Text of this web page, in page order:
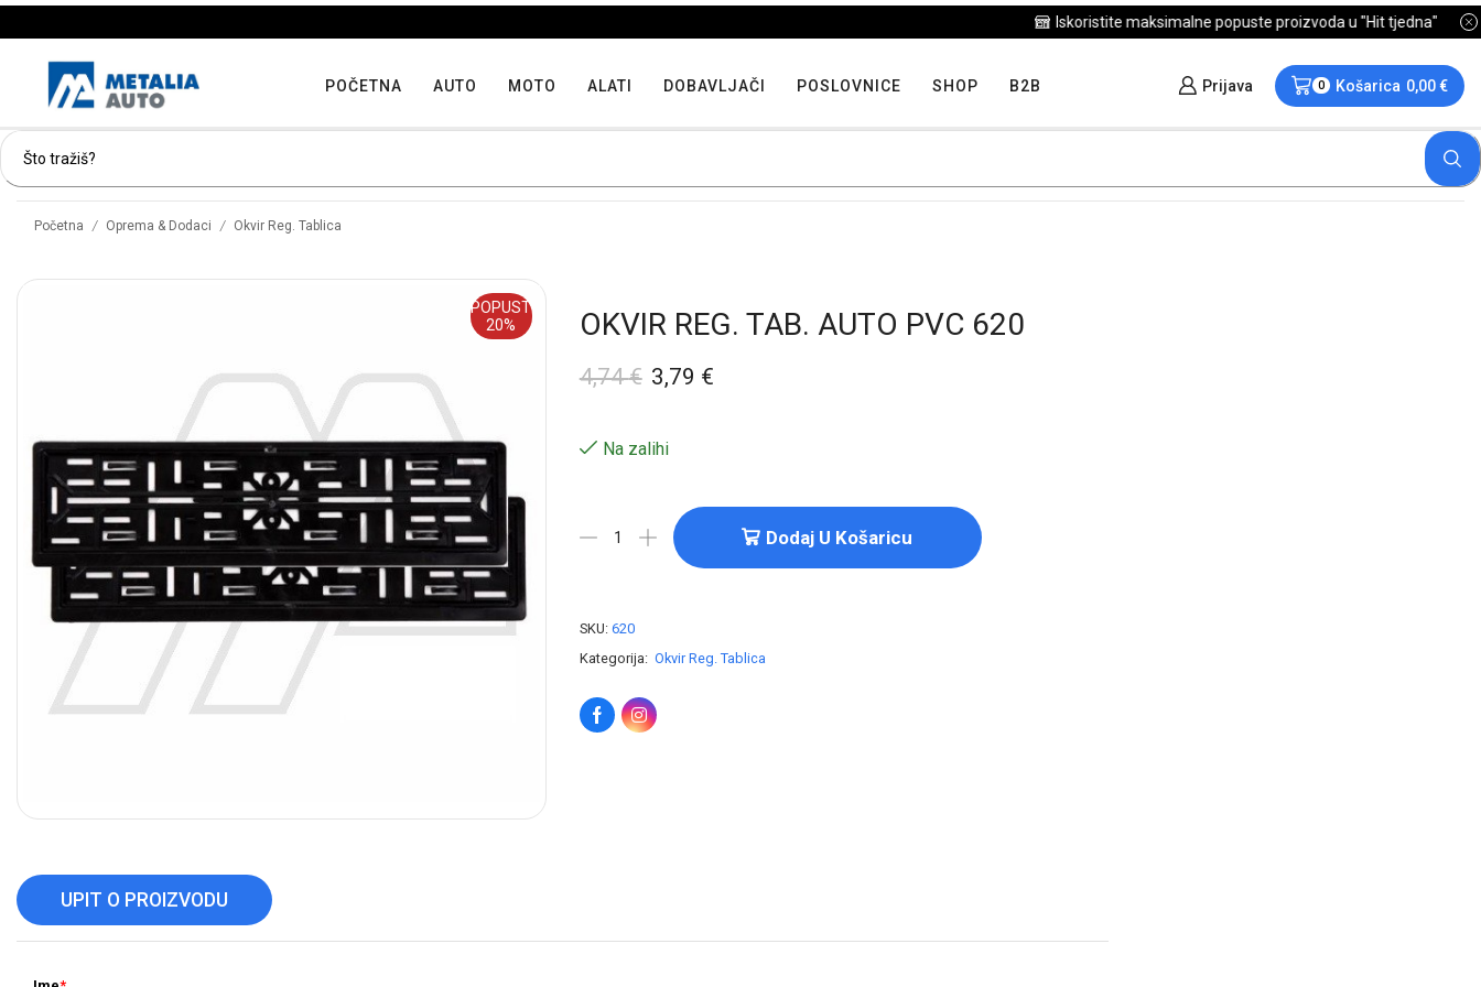
POČETNA AUTO MOTO ALATI DOBAVLJAČI POSLOVNICE SHOP B2B Prijava 0 Košarica 0,00€
Početna / Oprema & Dodaci / Okvir Reg. Tablica
POPUST
20%
OKVIR REG. TAB. AUTO PVC 620
4,74€ 3,79 €
Na zalihi
Dodaj U Košaricu
SKU: 620
Kategorija: Okvir Reg. Tablica
UPIT O PROIZVODU